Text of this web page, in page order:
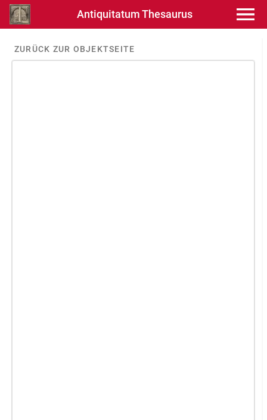
Antiquitatum Thesaurus
ZURÜCK ZUR OBJEKTSEITE